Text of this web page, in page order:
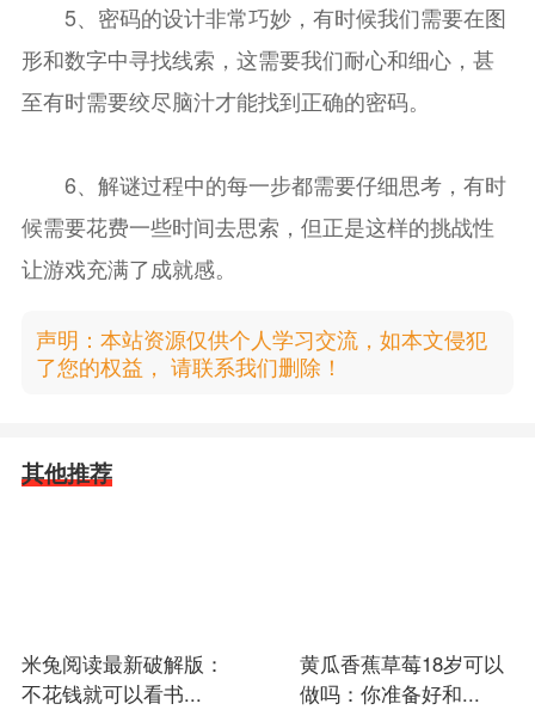
5、密码的设计非常巧妙，有时候我们需要在图
形和数字中寻找线索，这需要我们耐心和细心，甚
至有时需要绞尽脑汁才能找到正确的密码。
6、解谜过程中的每一步都需要仔细思考，有时
候需要花费一些时间去思索，但正是这样的挑战性
让游戏充满了成就感。
声明：本站资源仅供个人学习交流，如本文侵犯
了您的权益， 请联系我们删除！
其他推荐
米兔阅读最新破解版：
不花钱就可以看书...
黄瓜香蕉草莓18岁可以
做吗：你准备好和...